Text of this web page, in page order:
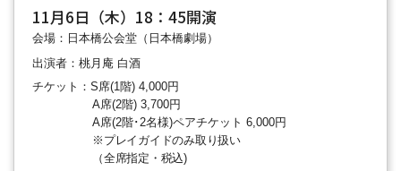
11月6日（木）18：45開演
会場：日本橋公会堂（日本橋劇場）
出演者：桃月庵 白酒
チケット：S席(1階) 4,000円
A席(2階) 3,700円
A席(2階･2名様)ペアチケット 6,000円
※プレイガイドのみ取り扱い
（全席指定・税込)